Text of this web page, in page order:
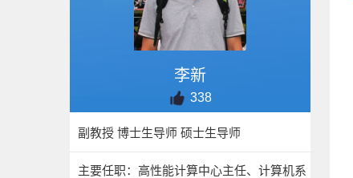
李新
338
副教授 博士生导师 硕士生导师
主要任职：高性能计算中心主任、计算机系